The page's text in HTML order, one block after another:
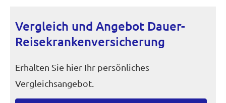
Vergleich und Angebot Dauer-
Reise­kranken­ver­si­che­rung
Erhalten Sie hier Ihr persönliches
Vergleichsangebot.